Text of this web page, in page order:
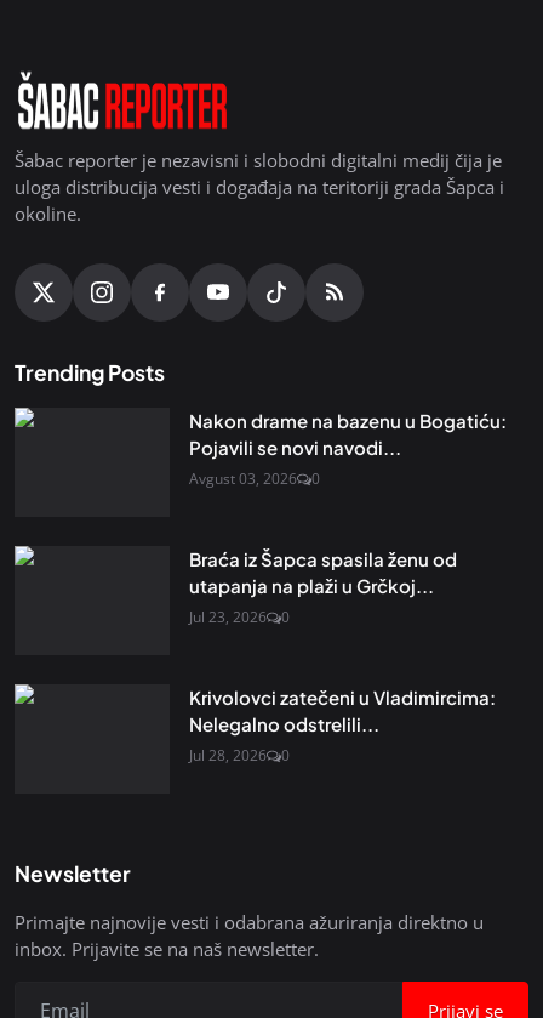
Šabac reporter je nezavisni i slobodni digitalni medij čija je
uloga distribucija vesti i događaja na teritoriji grada Šapca i
okoline.
Trending Posts
Nakon drame na bazenu u Bogatiću:
Pojavili se novi navodi...
Avgust 03, 2026 0
Braća iz Šapca spasila ženu od
utapanja na plaži u Grčkoj...
Jul 23, 2026 0
Krivolovci zatečeni u Vladimircima:
Nelegalno odstrelili...
Jul 28, 2026 0
Newsletter
Primajte najnovije vesti i odabrana ažuriranja direktno u
inbox. Prijavite se na naš newsletter.
Prijavi se